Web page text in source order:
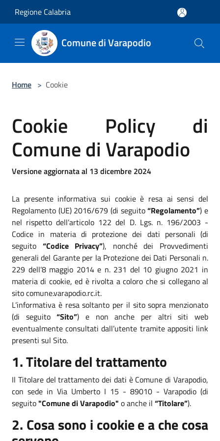
Regione Calabria
Comune di Varapodio
Home > Cookie
Cookie Policy di
Comune di Varapodio
Versione aggiornata al 13 dicembre 2024
La presente informativa sui cookie è resa ai sensi del
Regolamento (UE) 2016/679 (di seguito“Regolamento”) e
nel rispetto dell’articolo 122 del D. Lgs. n. 196/2003 -
Codice in materia di protezione dei dati personali (di
seguito “Codice Privacy”), nonché dei Provvedimenti
generali del Garante per la Protezione dei Dati Personali n.
229 dell’8 maggio 2014 e n. 231 del 10 giugno 2021 in
materia di cookie, ed è rivolta a coloro che si collegano al
sito comune.varapodio.rc.it.
L’informativa è resa soltanto per il sito sopra menzionato
(di seguito“Sito”) e non anche per altri siti web
eventualmente consultati dall’utente tramite appositi link
presenti sul Sito.
1. Titolare del trattamento
Il Titolare del trattamento dei dati è Comune di Varapodio,
con sede in Via Umberto I 15 - 89010 - Varapodio (di
seguito"Comune di Varapodio" o anche il “Titolare”).
2. Cosa sono i cookie e a che cosa